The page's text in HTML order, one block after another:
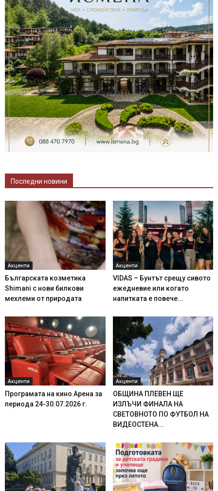
Последни новини
Акценти
Българската козметика
Shimani с нови билкови
мехлеми от природата
Акценти
VIDAS – Бунтът срещу сивото
ежедневие или когато
напитката е повече...
Акценти
Програмата на кино Арена за
периода 24-30.07.2026 г.
Акценти
ОБЩИНА ПЛЕВЕН ЩЕ
ИЗЛЪЧИ ФИНАЛА НА
СВЕТОВНОТО ПО ФУТБОЛ НА
ВИДЕОСТЕНА...